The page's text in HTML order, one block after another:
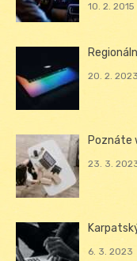
10. 2. 2015
20. 2. 2023
Poznáte
23. 3.
6. 3. 2023